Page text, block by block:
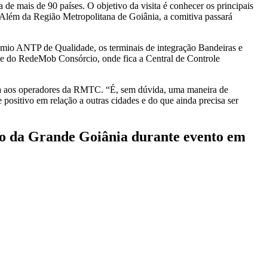
mais de 90 países. O objetivo da visita é conhecer os principais
da Região Metropolitana de Goiânia, a comitiva passará
ANTP de Qualidade, os terminais de integração Bandeiras e
do RedeMob Consórcio, onde fica a Central de Controle
operadores da RMTC. “É, sem dúvida, uma maneira de
em relação a outras cidades e do que ainda precisa ser
da Grande Goiânia durante evento em